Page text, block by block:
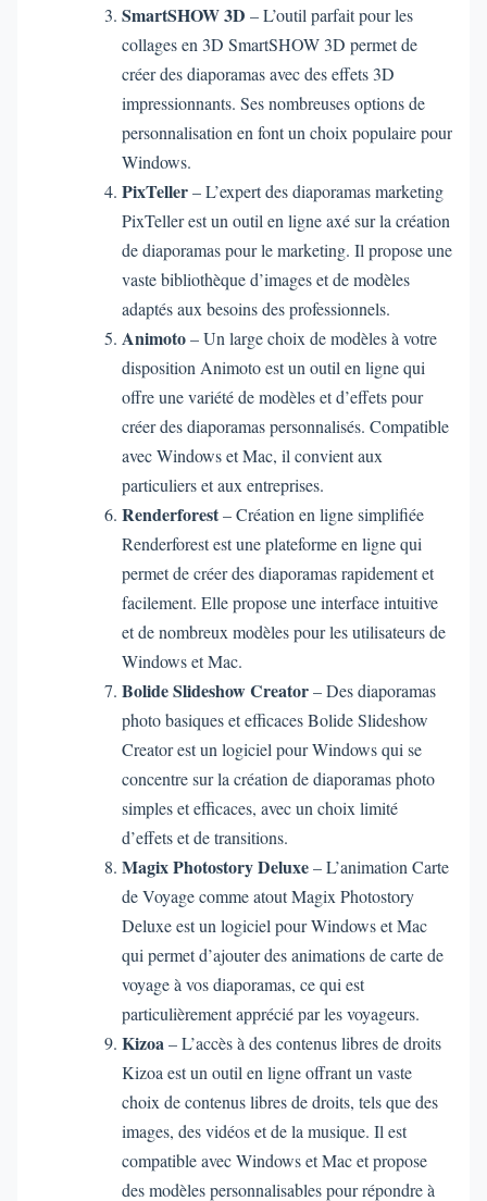
SmartSHOW 3D – L’outil parfait pour les
collages en 3D SmartSHOW 3D permet de
créer des diaporamas avec des effets 3D
impressionnants. Ses nombreuses options de
personnalisation en font un choix populaire pour
Windows.
PixTeller– L’expert des diaporamas marketing
PixTeller est un outil en ligne axé sur la création
de diaporamas pour le marketing. Il propose une
vaste bibliothèque d’images et de modèles
adaptés aux besoins des professionnels.
Animoto– Un large choix de modèles à votre
disposition Animoto est un outil en ligne qui
offre une variété de modèles et d’effets pour
créer des diaporamas personnalisés. Compatible
avec Windows et Mac, il convient aux
particuliers et aux entreprises.
Renderforest– Création en ligne simplifiée
Renderforest est une plateforme en ligne qui
permet de créer des diaporamas rapidement et
facilement. Elle propose une interface intuitive
et de nombreux modèles pour les utilisateurs de
Windows et Mac.
Bolide Slideshow Creator– Des diaporamas
photo basiques et efficaces Bolide Slideshow
Creator est un logiciel pour Windows qui se
concentre sur la création de diaporamas photo
simples et efficaces, avec un choix limité
d’effets et de transitions.
Magix Photostory Deluxe– L’animation Carte
de Voyage comme atout Magix Photostory
Deluxe est un logiciel pour Windows et Mac
qui permet d’ajouter des animations de carte de
voyage à vos diaporamas, ce qui est
particulièrement apprécié par les voyageurs.
Kizoa– L’accès à des contenus libres de droits
Kizoa est un outil en ligne offrant un vaste
choix de contenus libres de droits, tels que des
images, des vidéos et de la musique. Il est
compatible avec Windows et Mac et propose
des modèles personnalisables pour répondre à